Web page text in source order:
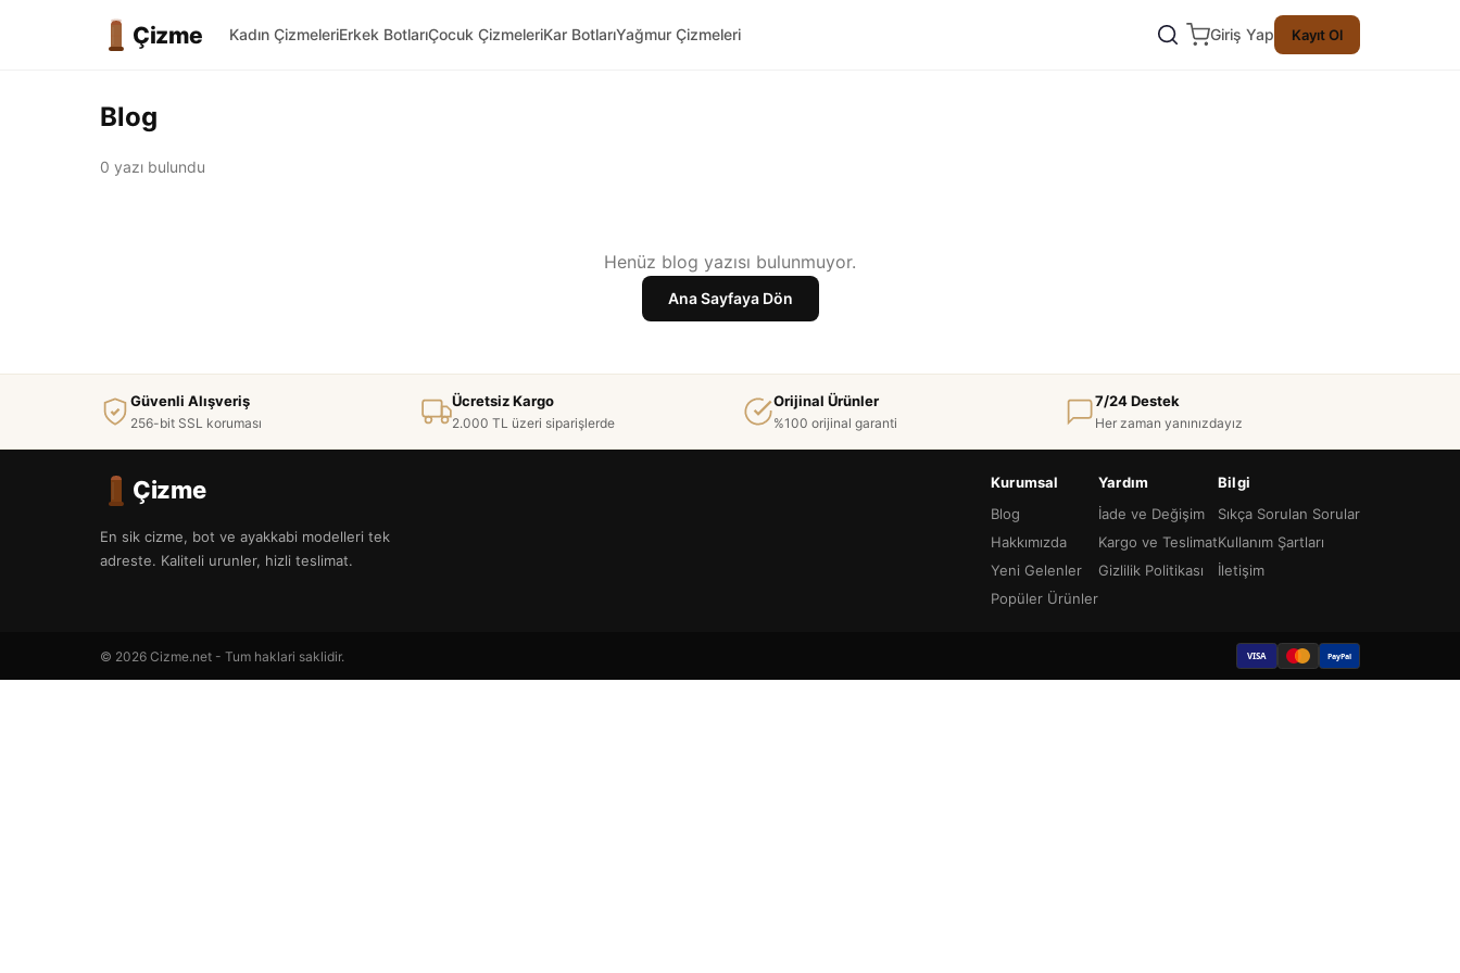
Çizme Kadın ÇizmeleriErkek BotlarıÇocuk ÇizmeleriKar BotlarıYağmur Çizmeleri Giriş Yap Kayıt Ol
Blog
0 yazı bulundu
Henüz blog yazısı bulunmuyor.
Ana Sayfaya Dön
Güvenli Alışveriş
256-bit SSL koruması
Ücretsiz Kargo
2.000 TL üzeri siparişlerde
Orijinal Ürünler
%100 orijinal garanti
7/24 Destek
Her zaman yanınızdayız
Çizme
En sik cizme, bot ve ayakkabi modelleri tek
adreste. Kaliteli urunler, hizli teslimat.
Kurumsal
Blog
Hakkımızda
Yeni Gelenler
Popüler Ürünler
Yardım
İade ve Değişim
Kargo ve Teslimat
Gizlilik Politikası
Bilgi
Sıkça Sorulan Sorular
Kullanım Şartları
İletişim
© 2026 Cizme.net - Tum haklari saklidir. VISA PayPal